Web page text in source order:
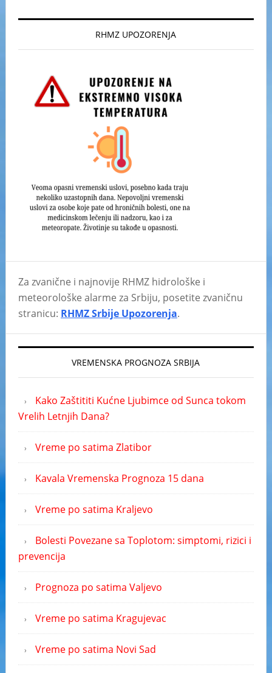
RHMZ UPOZORENJA
Za zvanične i najnovije RHMZ hidrološke i
meteorološke alarme za Srbiju, posetite zvaničnu
stranicu: RHMZ Srbije Upozorenja.
VREMENSKA PROGNOZA SRBIJA
Kako Zaštititi Kućne Ljubimce od Sunca tokom
Vrelih Letnjih Dana?
Vreme po satima Zlatibor
Kavala Vremenska Prognoza 15 dana
Vreme po satima Kraljevo
Bolesti Povezane sa Toplotom: simptomi, rizici i
prevencija
Prognoza po satima Valjevo
Vreme po satima Kragujevac
Vreme po satima Novi Sad